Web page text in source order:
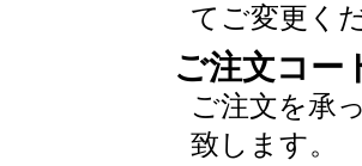
てご変更く
ご注文コー
ご注文を承
致します。